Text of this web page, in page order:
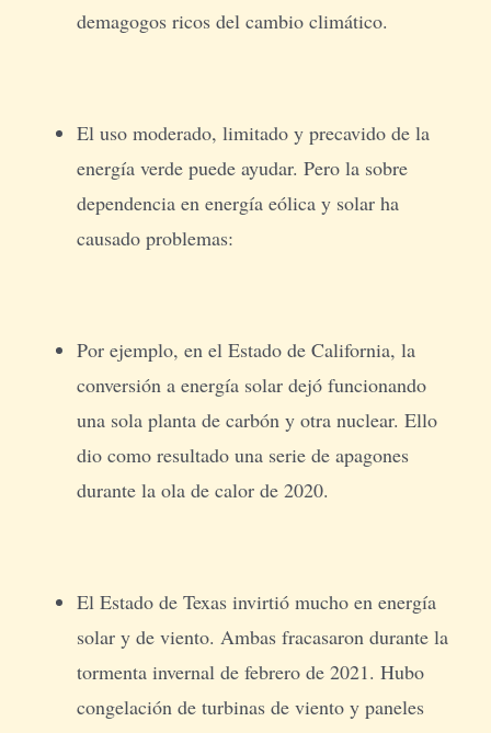
demagogos ricos del cambio climático.
El uso moderado, limitado y precavido de la
energía verde puede ayudar. Pero la sobre
dependencia en energía eólica y solar ha
causado problemas:
Por ejemplo, en el Estado de California, la
conversión a energía solar dejó funcionando
una sola planta de carbón y otra nuclear. Ello
dio como resultado una serie de apagones
durante la ola de calor de 2020.
El Estado de Texas invirtió mucho en energía
solar y de viento. Ambas fracasaron durante la
tormenta invernal de febrero de 2021. Hubo
congelación de turbinas de viento y paneles